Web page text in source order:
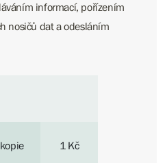
informací, pořízením
nosičů dat a odesláním
1 Kč